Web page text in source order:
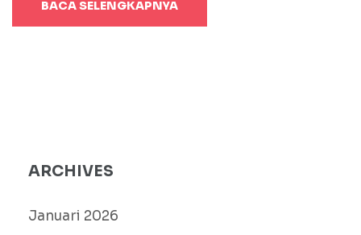
BACA SELENGKAPNYA
ARCHIVES
Januari 2026